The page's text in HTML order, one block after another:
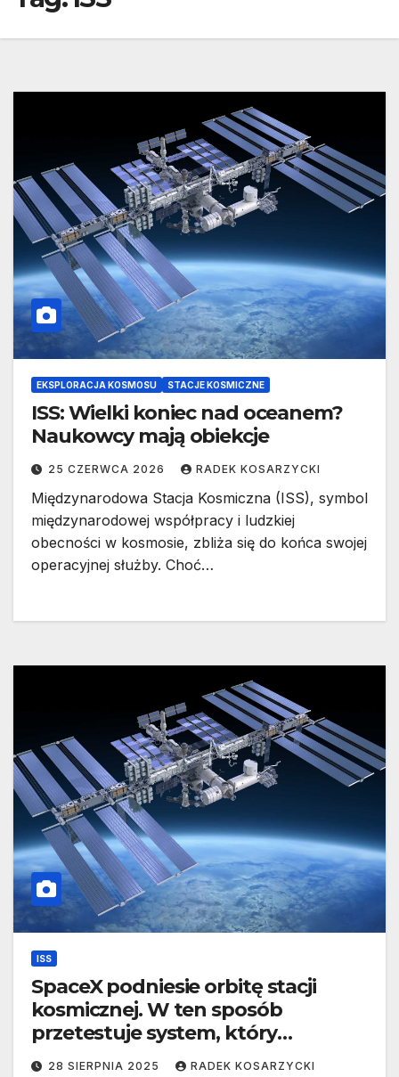
EKSPLORACJA KOSMOSU STACJE KOSMICZNE
ISS: Wielki koniec nad oceanem?
Naukowcy mają obiekcje
25 CZERWCA 2026 RADEK KOSARZYCKI
Międzynarodowa Stacja Kosmiczna (ISS), symbol
międzynarodowej współpracy i ludzkiej
obecności w kosmosie, zbliża się do końca swojej
operacyjnej służby. Choć…
ISS
SpaceX podniesie orbitę stacji
kosmicznej. W ten sposób
przetestuje system, który
zakończy projekt ISS
28 SIERPNIA 2025 RADEK KOSARZYCKI